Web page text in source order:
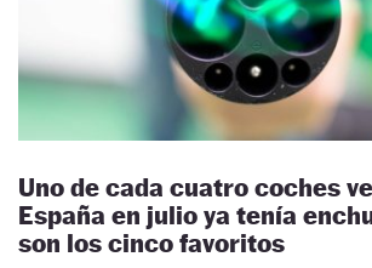
Uno de cada cuatro coches
España en julio ya tenía
son los cinco favoritos